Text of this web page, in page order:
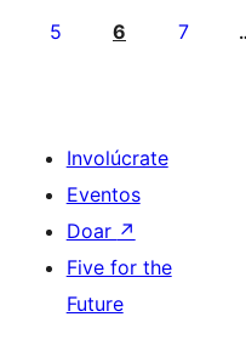
5 6 7
Involúcrate
Eventos
Doar ↗
Five for the
Future